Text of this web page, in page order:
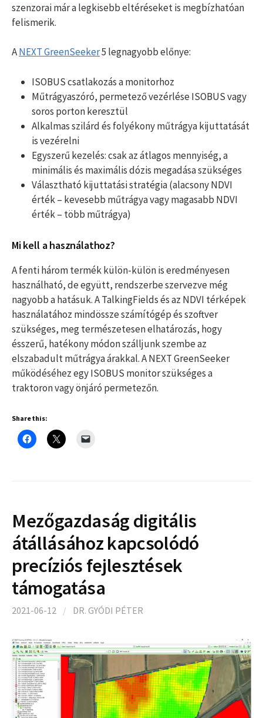
szenzorai már a legkisebb eltéréseket is megbízhatóan
felismerik.
ANEXT GreenSeeker5 legnagyobb előnye:
ISOBUS csatlakozás a monitorhoz
Műtrágyaszóró, permetező vezérlése ISOBUS vagy
soros porton keresztül
Alkalmas szilárd és folyékony műtrágya kijuttatását
is vezérelni
Egyszerű kezelés: csak az átlagos mennyiség, a
minimális és maximális dózis megadása szükséges
Választható kijuttatási stratégia (alacsony NDVI
érték – kevesebb műtrágya vagy magasabb NDVI
érték – több műtrágya)
Mi kell a használathoz?
A fenti három termék külön-külön is eredményesen
használható, de együtt, rendszerbe szervezve még
nagyobb a hatásuk. A TalkingFields és az NDVI térképek
használatához mindössze számítógép és szoftver
szükséges, meg természetesen elhatározás, hogy
ésszerű, hatékony módon szálljunk szembe az
elszabadult műtrágya árakkal. A NEXT GreenSeeker
működéséhez egy ISOBUS monitor szükséges a
traktoron vagy önjáró permetezőn.
Share this:
Mezőgazdaság digitális
átállásához kapcsolódó
precíziós fejlesztések
támogatása
2021-06-12 / DR. GYÓDI PÉTER